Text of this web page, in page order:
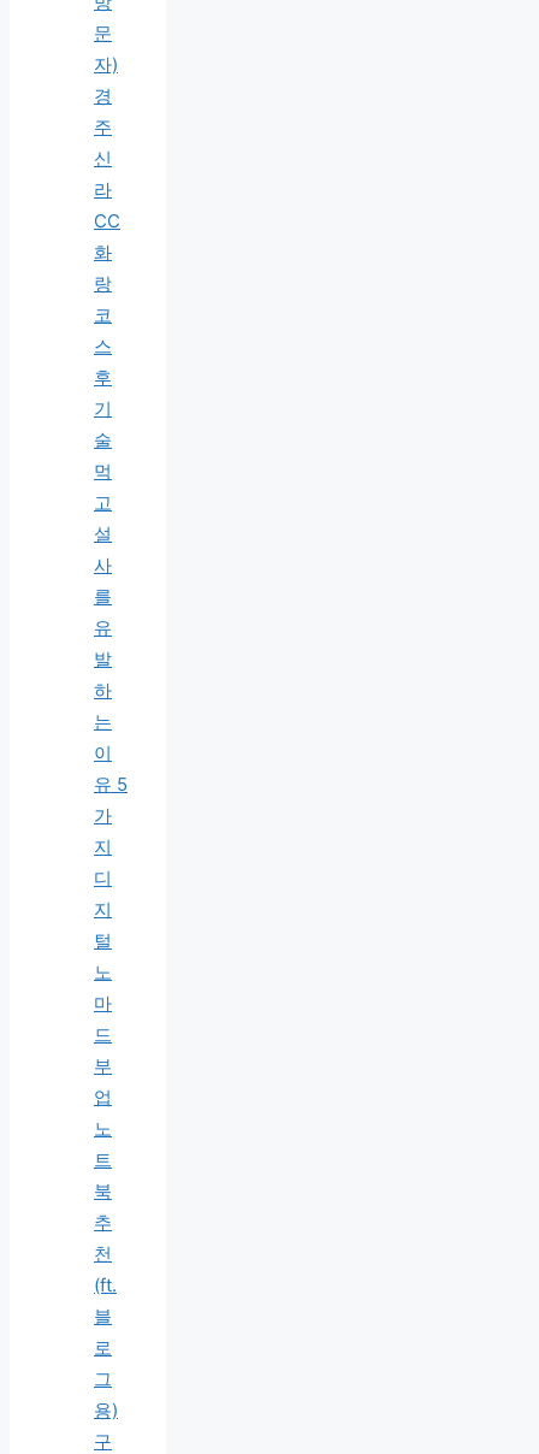
문
자)
경
주
신
라
CC
화
랑
코
스
후
기
술
먹
고
설
사
를
유
발
하
는
이
유 5
가
지
디
지
털
노
마
드
부
업
노
트
북
추
천
(ft.
블
로
그
용)
구